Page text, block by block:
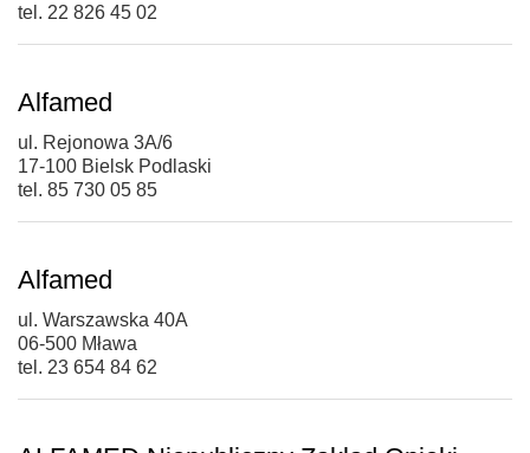
tel. 22 826 45 02
Alfamed
ul. Rejonowa 3A/6
17-100 Bielsk Podlaski
tel. 85 730 05 85
Alfamed
ul. Warszawska 40A
06-500 Mława
tel. 23 654 84 62